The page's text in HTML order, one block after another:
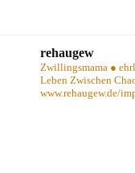
rehaugew
Zwillingsmama ●
Leben Zwischen
www.rehaugew.de/